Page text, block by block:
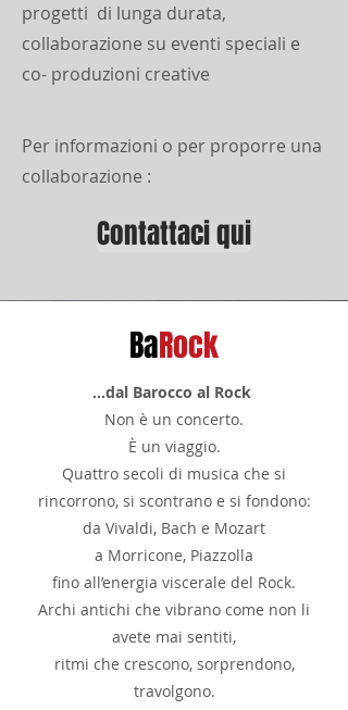
progetti di lunga durata,
collaborazione su eventi speciali e
co- produzioni creative
Per informazioni o per proporre una
collaborazione :
Contattaci qui
BaRock
...dal Barocco al Rock
Non è un concerto.
È un viaggio.
Quattro secoli di musica che si
rincorrono, si scontrano e si fondono:
da Vivaldi, Bach e Mozart
a Morricone, Piazzolla
fino all’energia viscerale del Rock.
Archi antichi che vibrano come non li
avete mai sentiti,
ritmi che crescono, sorprendono,
travolgono.